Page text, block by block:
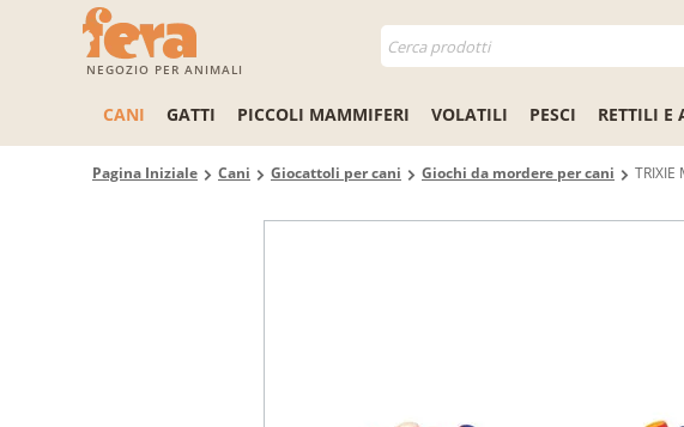
NEGOZIO PER ANIMALI
CANI GATTI PICCOLI MAMMIFERI VOLATILI PESCI RETTILI E
Pagina Iniziale Cani Giocattoli per cani Giochi da mordere per cani